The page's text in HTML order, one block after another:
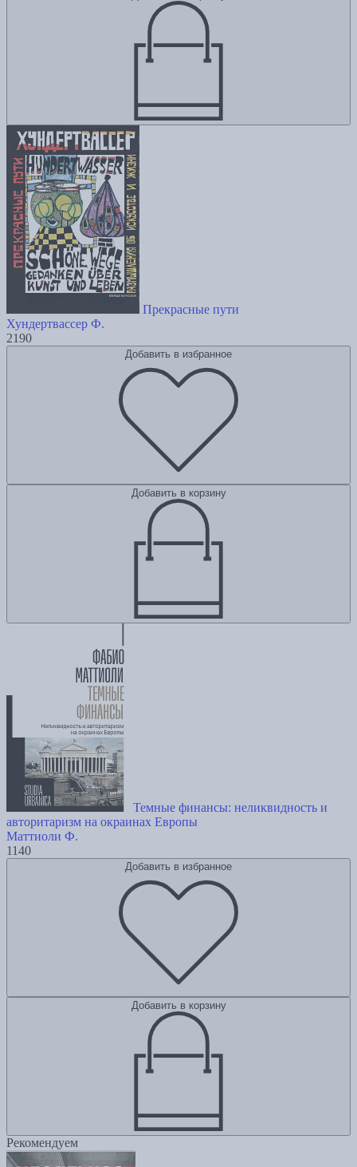
Прекрасные пути
Хундертвассер Ф.
2190
Добавить в избранное
Добавить в корзину
Темные финансы: неликвидность и
авторитаризм на окраинах Европы
Маттиоли Ф.
1140
Добавить в избранное
Добавить в корзину
Рекомендуем